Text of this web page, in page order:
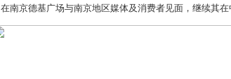
在南京德基广场与南京地区媒体及消费者见面，继续其在